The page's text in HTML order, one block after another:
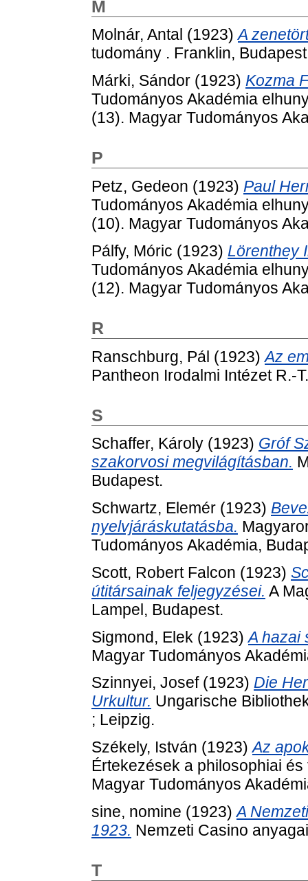
M
Molnár, Antal (1923)A
tudomány . Franklin,
Márki, Sándor (1923) Kozma
Tudományos Akadémia
(13). Magyar Tudományos
P
Petz, Gedeon (1923) Paul
Tudományos Akadémia
(10). Magyar Tudományos
Pálfy, Móric (1923) Lörenthey
Tudományos Akadémia
(12). Magyar Tudományos
R
Ranschburg, Pál (1923)Az
Pantheon Irodalmi Intézet R.-
S
Schaffer, Károly (1923) Gróf
szakorvosi megvilágításban.
Budapest.
Schwartz, Elemér (1923)
nyelvjáráskutatásba.
Tudományos Akadémia,
Scott, Robert Falcon (1923)
útitársainak feljegyzései. A
Lampel, Budapest.
Sigmond, Elek (1923)A hazai
Magyar Tudományos
Szinnyei, Josef(1923) Die
Urkultur. Ungarische
; Leipzig.
Székely, István (1923)Az
Értekezések a philosophiai
Magyar Tudományos
sine, nomine (1923)A
1923. Nemzeti Casino
T